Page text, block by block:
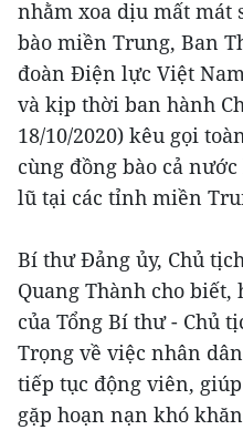
nhằm xoa dịu mất mát
bào miền Trung, Ban
đoàn Điện lực Việt
và kịp thời ban hành
18/10/2020) kêu gọi
cùng đồng bào cả
lũ tại các tỉnh miền
Bí thư Đảng ủy, Chủ
Quang Thành cho
của Tổng Bí thư - Chủ
Trọng về việc nhân
tiếp tục động viên,
gặp hoạn nạn khó